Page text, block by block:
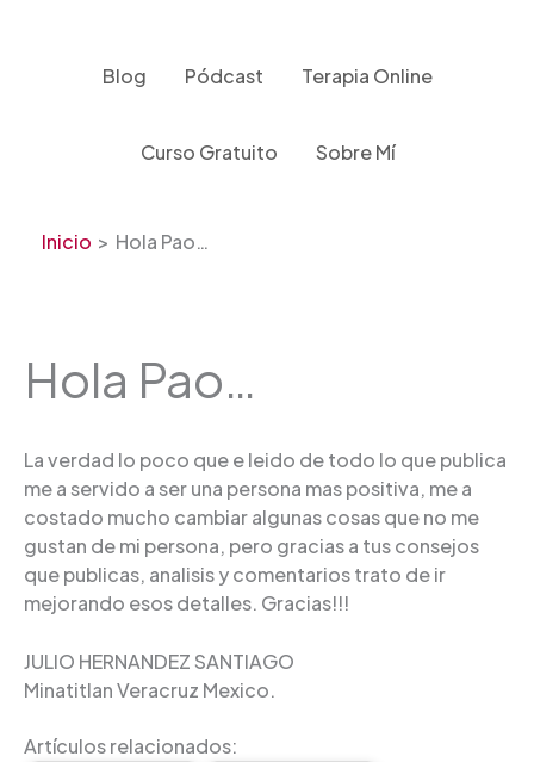
Blog Pódcast Terapia Online
Curso Gratuito Sobre Mí
Inicio Hola Pao…
Hola Pao…
La verdad lo poco que e leido de todo lo que publica
me a servido a ser una persona mas positiva, me a
costado mucho cambiar algunas cosas que no me
gustan de mi persona, pero gracias a tus consejos
que publicas, analisis y comentarios trato de ir
mejorando esos detalles. Gracias!!!
JULIO HERNANDEZ SANTIAGO
Minatitlan Veracruz Mexico.
Artículos relacionados: